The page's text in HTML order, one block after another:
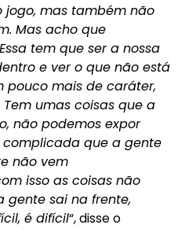
jogo, mas também não
Mas acho que
tem que ser a nossa
e ver o que não está
pouco mais de caráter,
umas coisas que a
não podemos expor
que a gente
não vem
isso as coisas não
gente sai na frente,
é difícil“, disse o